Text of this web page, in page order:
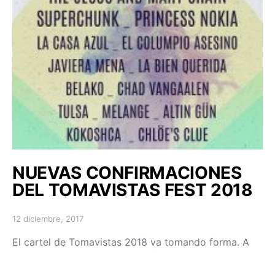
NUEVAS CONFIRMACIONES
DEL TOMAVISTAS FEST 2018
Posted on
12 diciembre, 2017
El cartel de Tomavistas 2018 va tomando forma. A